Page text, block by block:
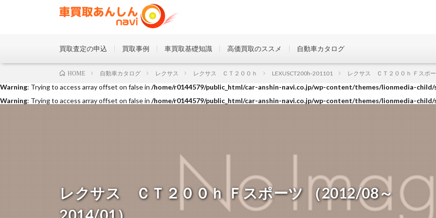
: Trying to access array offset on false in
/home/r0144579/public_html/car-anshin-navi.co.jp/wp-content/themes/lionmedia-
Warning: Trying to access array offset on false in /home/r0144579/public_html/car-anshin-navi.co.jp/wp-content/themes/lionmedia-
Warning: Trying to access array offset on false in /home/r0144579/public_html/car-anshin-navi.co.jp/wp-content/themes/lionmedia-
買取査定の申込 買取事例 車買取基礎知識 高価買取のススメ 自動車カタログ
レクサス ＣＴ２００ｈ Ｆスポーツ （2012/08～
HOME 自動車カタログ レクサス レクサス ＣＴ２００ｈ LEXUSCT200h-201101 レクサス ＣＴ２００ｈ Ｆスポ